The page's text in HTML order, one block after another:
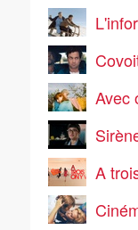
Avec
A